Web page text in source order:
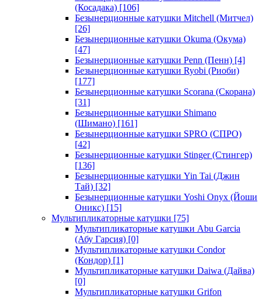
(Косадака) [106]
Безынерционные катушки Mitchell (Митчел)
[26]
Безынерционные катушки Okuma (Окума)
[47]
Безынерционные катушки Penn (Пенн) [4]
Безынерционные катушки Ryobi (Риоби)
[177]
Безынерционные катушки Scorana (Скорана)
[31]
Безынерционные катушки Shimano
(Шимано) [161]
Безынерционные катушки SPRO (СПРО)
[42]
Безынерционные катушки Stinger (Стингер)
[136]
Безынерционные катушки Yin Tai (Джин
Тай) [32]
Безынерционные катушки Yoshi Onyx (Йоши
Оникс) [15]
Мультипликаторные катушки [75]
Мультипликаторные катушки Abu Garcia
(Абу Гарсия) [0]
Мультипликаторные катушки Condor
(Кондор) [1]
Мультипликаторные катушки Daiwa (Дайва)
[0]
Мультипликаторные катушки Grifon